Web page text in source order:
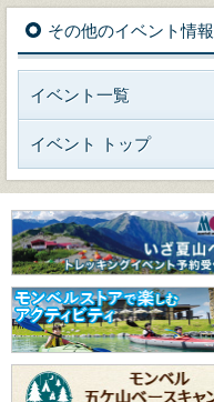
その他のイベント情報
イベント一覧
イベント トップ